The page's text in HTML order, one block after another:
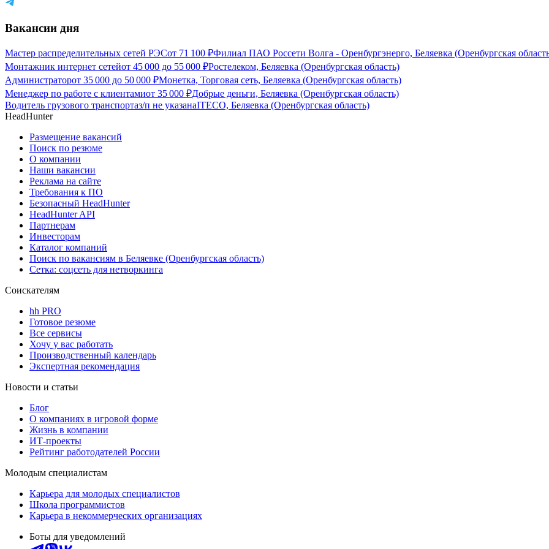
Вакансии дня
Мастер распределительных сетей РЭСот 71 100 ₽Филиал ПАО Россети Волга - Оренбургэнерго, Беляевка (Оренбургская
Монтажник интернет сетейот 45 000 до 55 000 ₽Ростелеком, Беляевка (Оренбургская область)
Администраторот 35 000 до 50 000 ₽Монетка, Торговая сеть, Беляевка (Оренбургская область)
Менеджер по работе с клиентамиот 35 000 ₽Добрые деньги, Беляевка (Оренбургская область)
Водитель грузового транспортаз/п не указанаITECO, Беляевка (Оренбургская область)
HeadHunter
Размещение вакансий
Поиск по резюме
О компании
Наши вакансии
Реклама на сайте
Требования к ПО
Безопасный HeadHunter
HeadHunter API
Партнерам
Инвесторам
Каталог компаний
Поиск по вакансиям в Беляевке (Оренбургская область)
Сетка: соцсеть для нетворкинга
Соискателям
hh PRO
Готовое резюме
Все сервисы
Хочу у вас работать
Производственный календарь
Экспертная рекомендация
Новости и статьи
Блог
О компаниях в игровой форме
Жизнь в компании
ИТ-проекты
Рейтинг работодателей России
Молодым специалистам
Карьера для молодых специалистов
Школа программистов
Карьера в некоммерческих организациях
Боты для уведомлений